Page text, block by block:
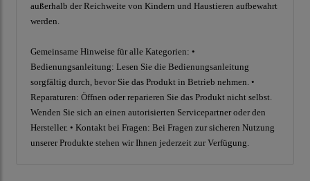
außerhalb der Reichweite von Kindern und Haustieren aufbewahrt
werden.
Gemeinsame Hinweise für alle Kategorien: •
Bedienungsanleitung: Lesen Sie die Bedienungsanleitung
sorgfältig durch, bevor Sie das Produkt in Betrieb nehmen. •
Reparaturen: Öffnen oder reparieren Sie das Produkt nicht selbst.
Wenden Sie sich an einen autorisierten Servicepartner oder den
Hersteller. • Kontakt bei Fragen: Bei Fragen zur sicheren Nutzung
unserer Produkte stehen wir Ihnen jederzeit zur Verfügung.